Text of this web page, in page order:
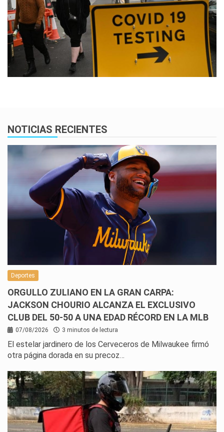
NOTICIAS RECIENTES
Deportes
ORGULLO ZULIANO EN LA GRAN CARPA:
JACKSON CHOURIO ALCANZA EL EXCLUSIVO
CLUB DEL 50-50 A UNA EDAD RÉCORD EN LA MLB
07/08/2026 3 minutos de lectura
El estelar jardinero de los Cerveceros de Milwaukee firmó
otra página dorada en su precoz…